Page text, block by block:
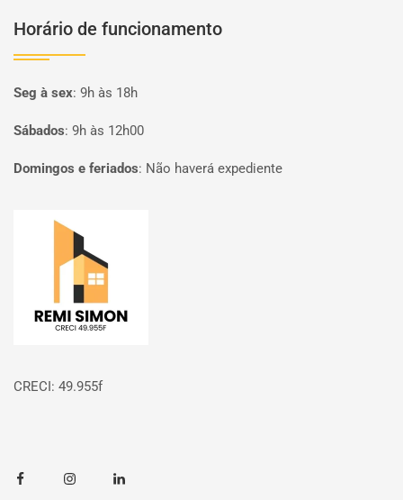
Horário de funcionamento
Seg à sex: 9h às 18h
Sábados: 9h às 12h00
Domingos e feriados: Não haverá expediente
Página inicial
CRECI: 49.955f
FacebookInstagramLinkedin